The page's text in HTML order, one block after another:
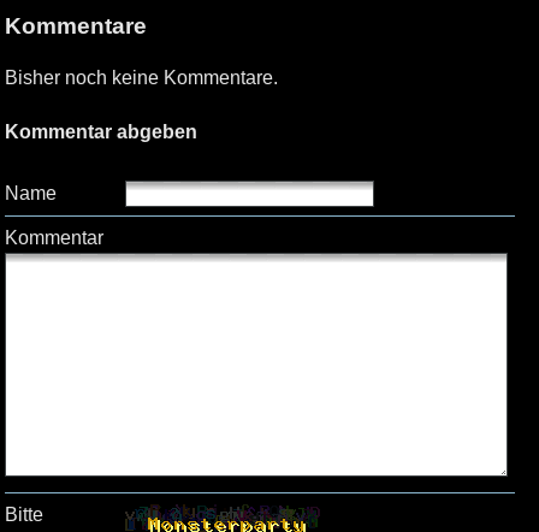
Kommentare
Bisher noch keine Kommentare.
Kommentar abgeben
Name
Kommentar
Bitte